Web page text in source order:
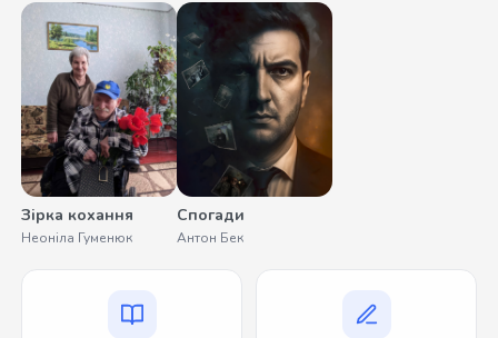
Зірка кохання
Неоніла Гуменюк
Спогади
Антон Бек